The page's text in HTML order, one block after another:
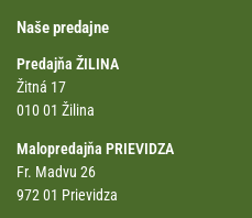
Naše predajne
Predajňa ŽILINA
Žitná 17
010 01 Žilina
Malopredajňa PRIEVIDZA
Fr. Madvu 26
972 01 Prievidza